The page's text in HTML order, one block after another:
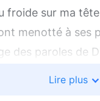
froide sur ma
menotté à
des paroles de
Lire plus